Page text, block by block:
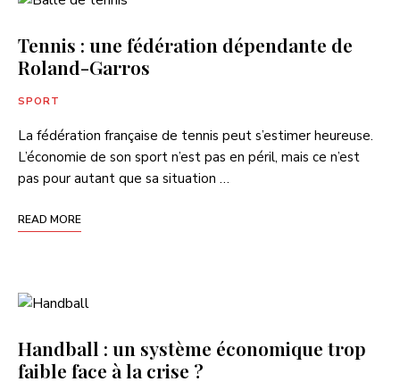
Tennis : une fédération dépendante de
Roland-Garros
SPORT
La fédération française de tennis peut s’estimer heureuse.
L’économie de son sport n’est pas en péril, mais ce n’est
pas pour autant que sa situation …
READ MORE
Handball : un système économique trop
faible face à la crise ?